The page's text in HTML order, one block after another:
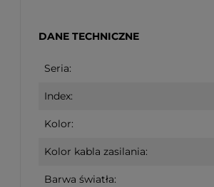
DANE TECHNICZNE
Seria:
Index:
Kolor:
Kolor kabla zasilania:
Barwa światła: